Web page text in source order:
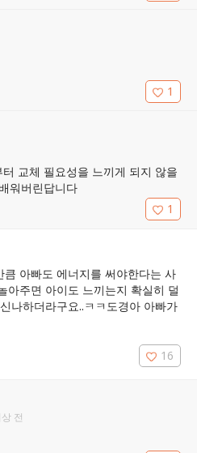
1
교체 필요성을 느끼게 되지 않을
워버린답니다
1
아빠도 에너지를 써야한다는 사
아주면 아이도 느끼는지 확실히 덜
나하더라구요..ㅋㅋ도경아 아빠가
16
전